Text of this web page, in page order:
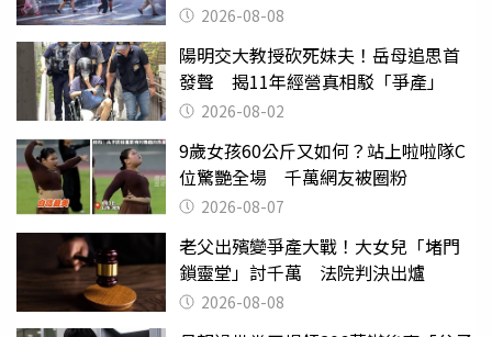
2026-08-08
陽明交大教授砍死妹夫！岳母追思首
發聲 揭11年經營真相駁「爭產」
2026-08-02
9歲女孩60公斤又如何？站上啦啦隊C
位驚艷全場 千萬網友被圈粉
2026-08-07
老父出殯變爭產大戰！大女兒「堵門
鎖靈堂」討千萬 法院判決出爐
2026-08-08